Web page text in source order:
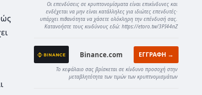
Οι επενδύσεις σε κρυπτονομίσματα είναι επικίνδυνες και
ενδέχεται να μην είναι κατάλληλες για ιδιώτες επενδυτές·
υπάρχει πιθανότητα να χάσετε ολόκληρη την επένδυσή σας.
Κατανοήστε τους κινδύνους εδώ: https://etoro.tw/3PI44nZ
Binance.com ΕΓΓΡΑΦΗ →
Το κεφάλαιο σας βρίσκεται σε κίνδυνο προσοχή στην
μεταβλητότητα των τιμών των κρυπτνομισμάτων